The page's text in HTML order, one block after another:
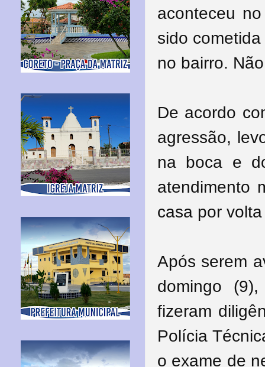
aconteceu
sido
no bairro.
De acordo
agressão,
na boca e
atendimento
casa por
Após serem
domingo
fizeram
Polícia
o exame de